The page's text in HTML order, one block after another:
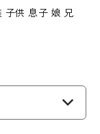
子供 息子 娘 兄